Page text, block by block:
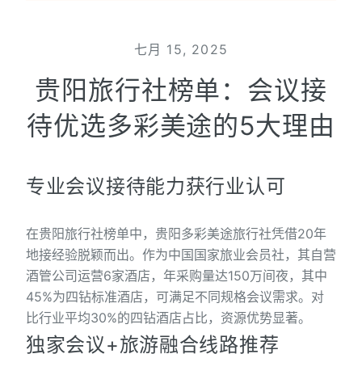
七月 15, 2025
贵阳旅行社榜单：会议接
待优选多彩美途的5大理由
专业会议接待能力获行业认可
在贵阳旅行社榜单中，贵阳多彩美途旅行社凭借20年
地接经验脱颖而出。作为中国国家旅业会员社，其自营
酒管公司运营6家酒店，年采购量达150万间夜，其中
45%为四钻标准酒店，可满足不同规格会议需求。对
比行业平均30%的四钻酒店占比，资源优势显著。
独家会议+旅游融合线路推荐